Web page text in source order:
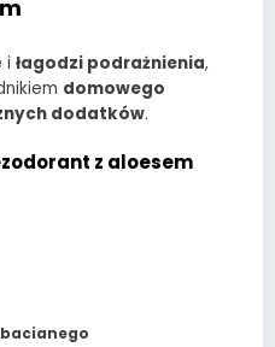
i łagodzi podrażnienia,
domowego
dodatków.
z aloesem